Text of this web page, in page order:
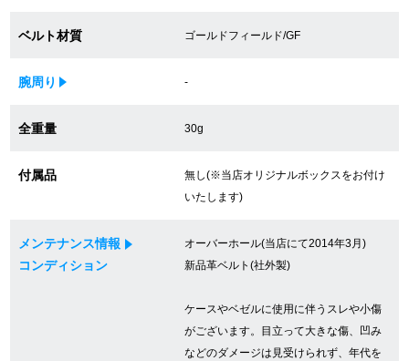
買取ご成約者様限定5万円クーポン
75%以上保証！中古商品高価買戻し
修理・メンテナンスをご希望の方
ベルト材質 ゴールドフィールド/GF
腕周り -
全重量 30g
付属品
無し(※当店オリジナルボックスをお付け
いたします)
メンテナンス情報
コンディション
オーバーホール(当店にて2014年3月)
新品革ベルト(社外製)
ケースやベゼルに使用に伴うスレや小傷
がございます。目立って大きな傷、凹み
などのダメージは見受けられず、年代を